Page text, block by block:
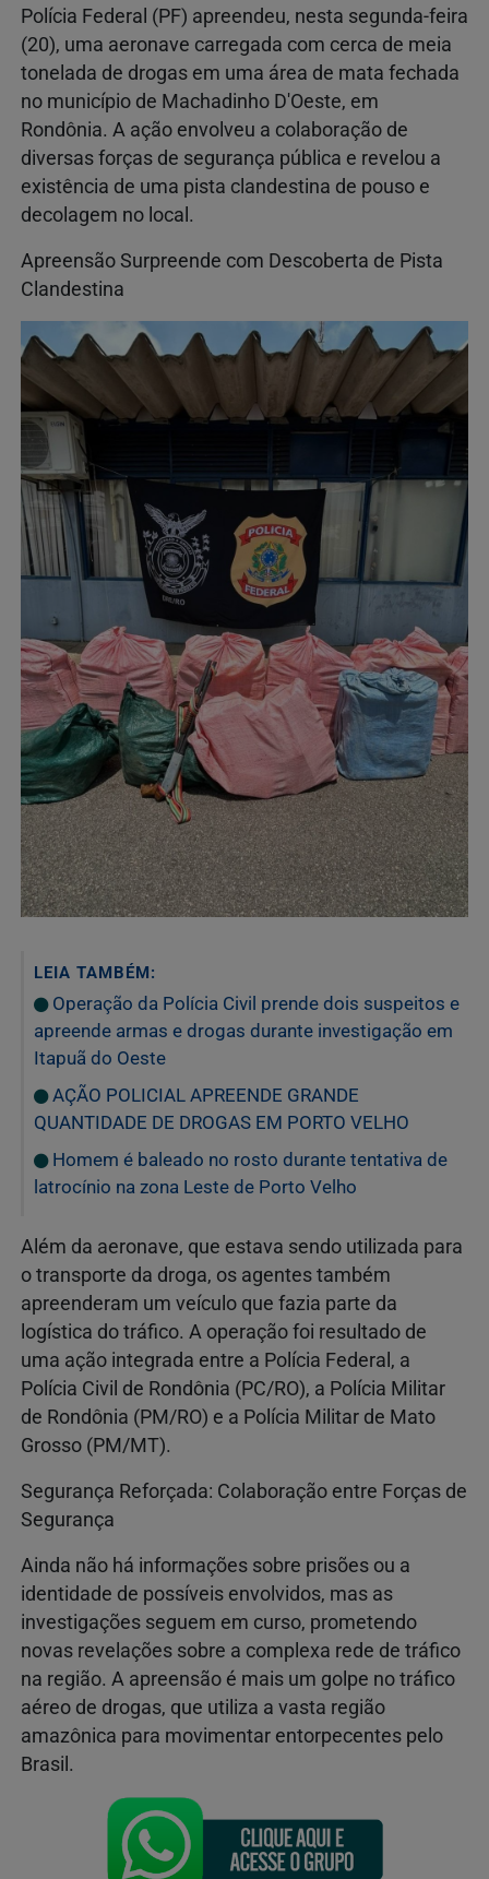
Polícia Federal (PF) apreendeu, nesta segunda-feira
(20), uma aeronave carregada com cerca de meia
tonelada de drogas em uma área de mata fechada
no município de Machadinho D'Oeste, em
Rondônia. A ação envolveu a colaboração de
diversas forças de segurança pública e revelou a
existência de uma pista clandestina de pouso e
decolagem no local.
Apreensão Surpreende com Descoberta de Pista
Clandestina
LEIA TAMBÉM:
Operação da Polícia Civil prende dois suspeitos e
apreende armas e drogas durante investigação em
Itapuã do Oeste
AÇÃO POLICIAL APREENDE GRANDE
QUANTIDADE DE DROGAS EM PORTO VELHO
Homem é baleado no rosto durante tentativa de
latrocínio na zona Leste de Porto Velho
Além da aeronave, que estava sendo utilizada para
o transporte da droga, os agentes também
apreenderam um veículo que fazia parte da
logística do tráfico. A operação foi resultado de
uma ação integrada entre a Polícia Federal, a
Polícia Civil de Rondônia (PC/RO), a Polícia Militar
de Rondônia (PM/RO) e a Polícia Militar de Mato
Grosso (PM/MT).
Segurança Reforçada: Colaboração entre Forças de
Segurança
Ainda não há informações sobre prisões ou a
identidade de possíveis envolvidos, mas as
investigações seguem em curso, prometendo
novas revelações sobre a complexa rede de tráfico
na região. A apreensão é mais um golpe no tráfico
aéreo de drogas, que utiliza a vasta região
amazônica para movimentar entorpecentes pelo
Brasil.